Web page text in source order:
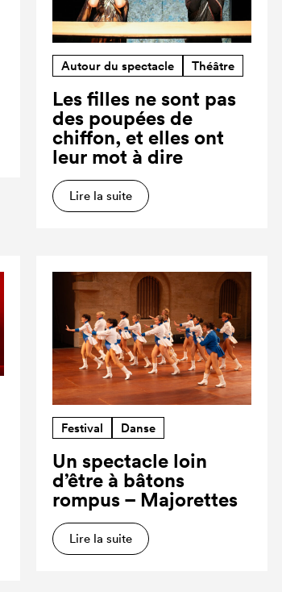
Autour du spectacle Théâtre
Les filles ne sont pas
des poupées de
chiffon, et elles ont
leur mot à dire
Lire la suite
Festival Danse
Un spectacle loin
d’être à bâtons
rompus – Majorettes
Lire la suite